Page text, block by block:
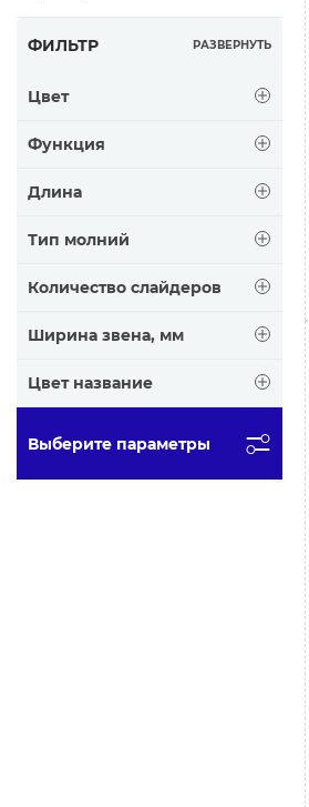
ФИЛЬТР РАЗВЕРНУТЬ
Цвет
Функция
Длина
Тип молний
Количество слайдеров
Ширина звена, мм
Цвет название
Выберите параметры